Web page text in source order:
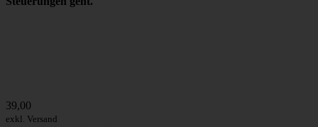
39,00
exkl. Versand